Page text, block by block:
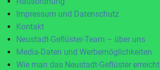
Impressum und Datenschutz
Kontakt
Neustadt-Geflüster-Team – über uns
Media-Daten und Werbemöglichkeiten
Wie man das Neustadt-Geflüster erreicht